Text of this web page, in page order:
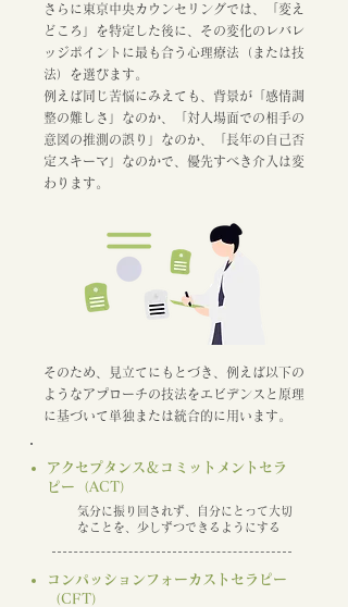
さらに東京中央カウンセリングでは、「変え
どころ」を特定した後に、その変化のレバレ
ッジポイントに最も合う心理療法（または技
法）を選びます。
例えば同じ苦悩にみえても、背景が「感情調
整の難しさ」なのか、「対人場面での相手の
意図の推測の誤り」なのか、「長年の自己否
定スキーマ」なのかで、優先すべき介入は変
わります。
​ そのため、見立てにもとづき、例えば以下の
ようなアプローチの技法をエビデンスと原理
に基づいて単独または統合的に用います。
アクセプタンス＆コミットメントセラ
ピー（ACT）
気分に振り回されず、自分にとって大切
なことを、少しずつできるようにする
コンパッションフォーカストセラピー
（CFT）